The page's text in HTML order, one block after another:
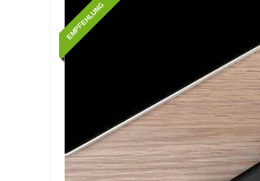
EMPFEHLUNG